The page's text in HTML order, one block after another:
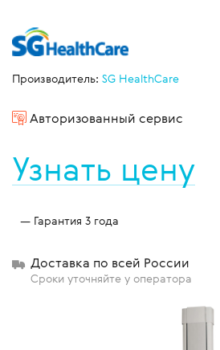
Производитель: SG HealthCare
Авторизованный сервис
Узнать цену
Гарантия 3 года
Доставка по всей России
Сроки уточняйте у оператора